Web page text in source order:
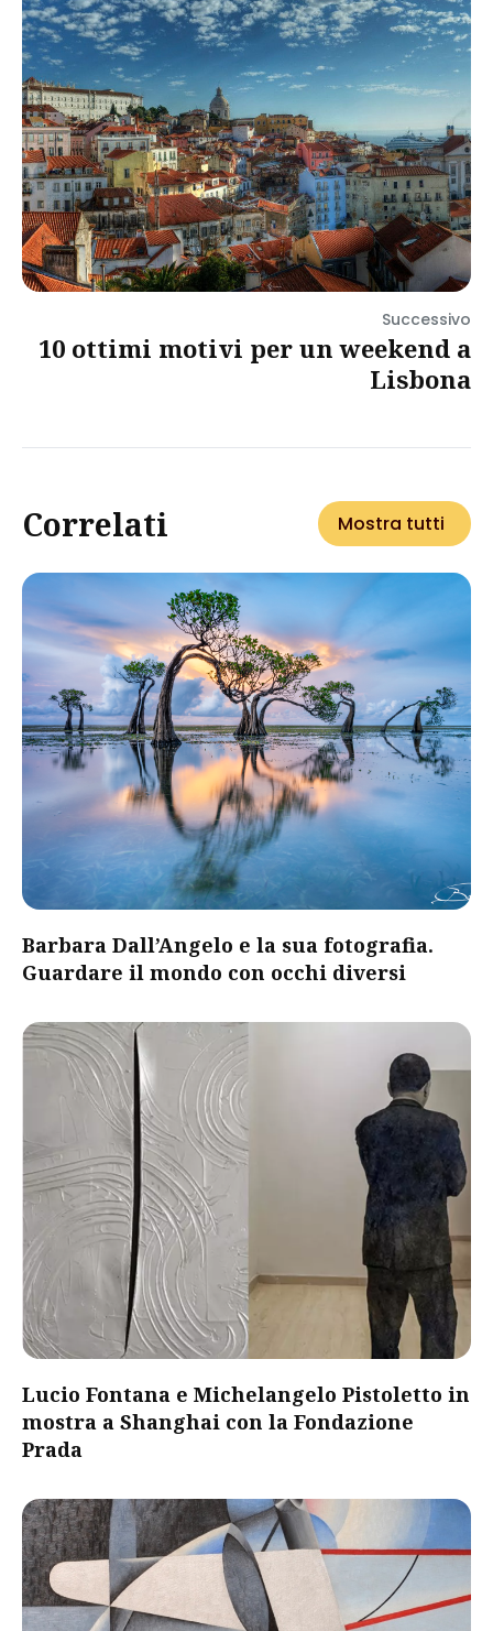
Successivo
10 ottimi motivi per un weekend a
Lisbona
Correlati Mostra tutti
Barbara Dall’Angelo e la sua fotografia.
Guardare il mondo con occhi diversi
Lucio Fontana e Michelangelo Pistoletto in
mostra a Shanghai con la Fondazione
Prada